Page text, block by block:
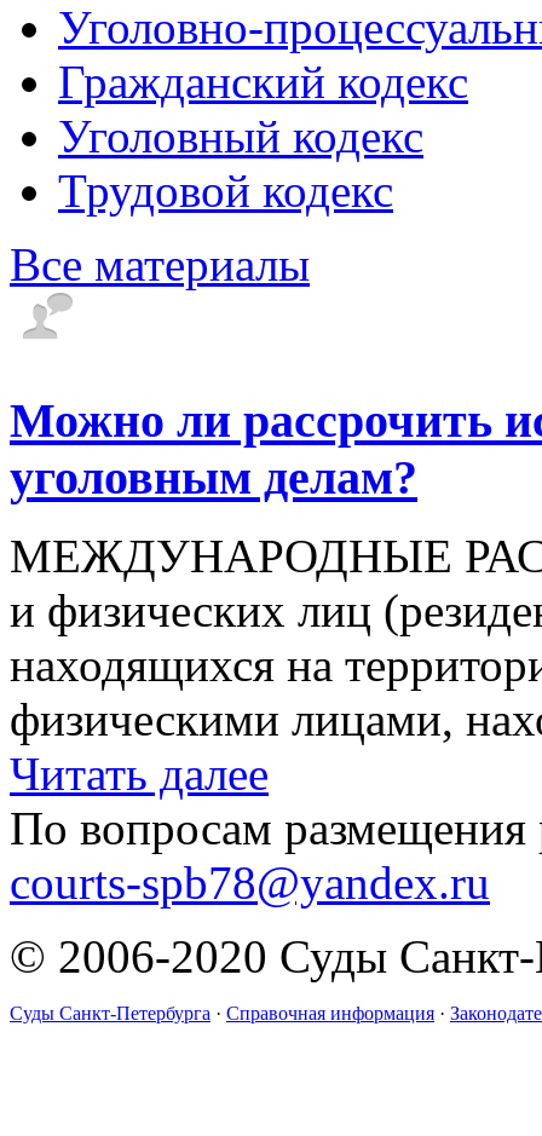
Уголовно-
Гражданский кодекс
Уголовный кодекс
Трудовой кодекс
Все материалы
Можно ли рассрочить
уголовным делам?
МЕЖДУНАРОДНЫЕ
и физических лиц
находящихся на
физическими лицами,
Читать далее
По вопросам размещения
courts-spb78@yandex.ru
© 2006-2020 Суды Санкт-
Суды Санкт-Петербурга · Справочная информация ·